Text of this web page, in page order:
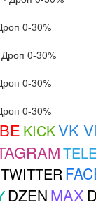
0-30%
Дроп 0-30%
0-30%
0-30%
KICKVK
TWITTER
DZEN MAX